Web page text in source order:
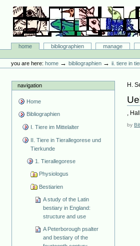
content.
navigation
Bibliographie-Portal
Sectionshome bibliographien manage
tools
you are here: home →bibliographien →ii. tiere in
navigation
Home
Bibliographien
I. Tiere im Mittelalter
II. Tiere in Tierallegorese und
Tierkunde
1. Tierallegorese
Physiologus
Bestiarien
A study of the Latin
bestiary in England:
structure and use
A Peterborough psalter
and bestiary of the
H.
,
by